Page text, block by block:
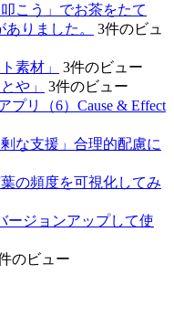
こう」でお茶をたて
りました。
3件のビュ
素材」
3件のビュー
や」
3件のビュー
プリ（6）Cause & Effect
な支援」合理的配慮に
の頻度を可視化してみ
ージョンアップして使
のビュー